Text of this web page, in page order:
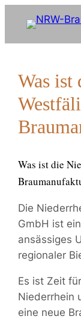
Inhalt
springen
Was ist
Was ist die
Die
GmbH ist
ansässiges
regionaler
Es ist Zeit
Niederrhein
eine neue